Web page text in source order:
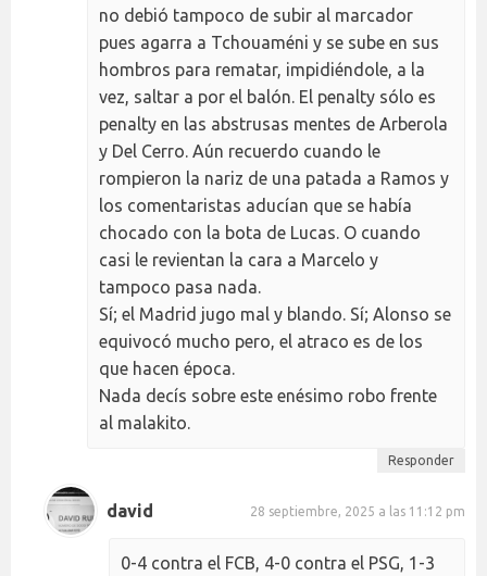
no debió tampoco de subir al marcador
pues agarra a Tchouaméni y se sube en sus
hombros para rematar, impidiéndole, a la
vez, saltar a por el balón. El penalty sólo es
penalty en las abstrusas mentes de Arberola
y Del Cerro. Aún recuerdo cuando le
rompieron la nariz de una patada a Ramos y
los comentaristas aducían que se había
chocado con la bota de Lucas. O cuando
casi le revientan la cara a Marcelo y
tampoco pasa nada.
Sí; el Madrid jugo mal y blando. Sí; Alonso se
equivocó mucho pero, el atraco es de los
que hacen época.
Nada decís sobre este enésimo robo frente
al malakito.
Responder
david 28 septiembre, 2025 a las 11:12 pm
0-4 contra el FCB, 4-0 contra el PSG, 1-3